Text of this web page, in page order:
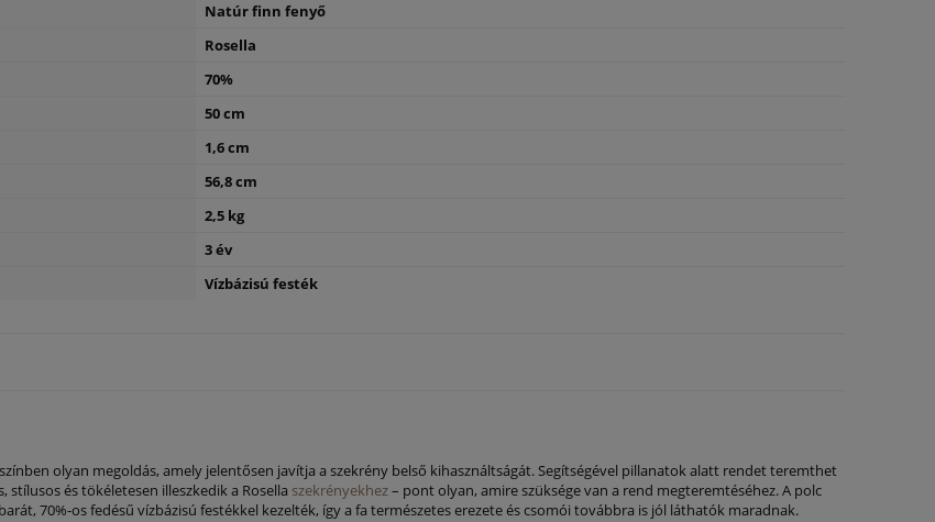
Natúr finn fenyő
Rosella
70%
50 cm
1,6 cm
56,8 cm
2,5 kg
3 év
Vízbázisú festék
olyan megoldás, amely jelentősen javítja a szekrény belső kihasználtságát. Segítségével pillanatok alatt rendet teremthet
és tökéletesen illeszkedik a Rosella szekrényekhez– pont olyan, amire szüksége van a rend megteremtéséhez. A polc
70%-os fedésű vízbázisú festékkel kezelték, így a fa természetes erezete és csomói továbbra is jól láthatók maradnak.